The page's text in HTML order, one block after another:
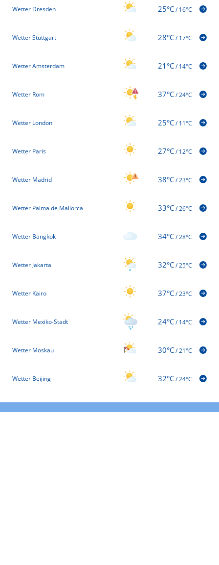
Wetter Dresden 25°C/16°C
Wetter Stuttgart 28°C/17°C
Wetter Amsterdam 21°C/14°C
Wetter Rom 37°C/24°C
Wetter London 25°C/11°C
Wetter Paris 27°C/12°C
Wetter Madrid 38°C/23°C
Wetter Palma de Mallorca 33°C/26°C
Wetter Bangkok 34°C/28°C
Wetter Jakarta 32°C/25°C
Wetter Kairo 37°C/23°C
Wetter Mexiko-Stadt 24°C/14°C
Wetter Moskau 30°C/21°C
Wetter Beijing 32°C/24°C